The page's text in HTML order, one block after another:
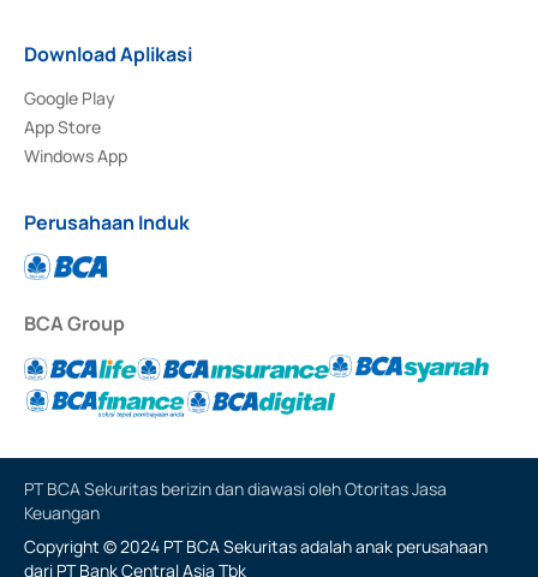
Download Aplikasi
Google Play
App Store
Windows App
Perusahaan Induk
BCA Group
PT BCA Sekuritas berizin dan diawasi oleh Otoritas Jasa
Keuangan
Copyright © 2024 PT BCA Sekuritas adalah anak perusahaan
dari PT Bank Central Asia Tbk